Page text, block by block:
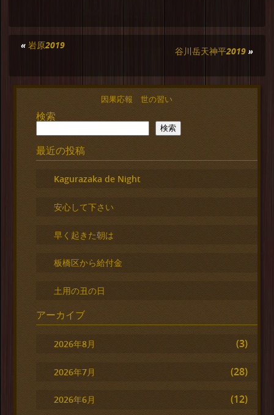
« 岩原2019
谷川岳天神平2019 »
因果応報 世の習い
検索
検索
最近の投稿
Kagurazaka de Night
安心して下さい
早く起きた朝は
板橋区から給付金
土用の丑の日
アーカイブ
2026年8月 (3)
2026年7月 (28)
2026年6月 (12)